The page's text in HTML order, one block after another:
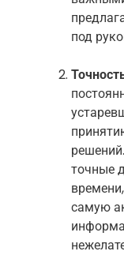
под
точные
самую